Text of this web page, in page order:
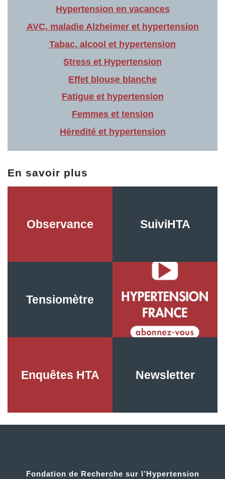
Hypertension en vacances
AVC, maladie Alzheimer et hypertension
Tabac, alcool et hypertension
Stress et Hypertension
Effet blouse blanche
Fatigue et hypertension
Femmes et tension
Héredité et hypertension
En savoir plus
Observance SuiviHTA
Tensiomètre Vidéos
Enquêtes HTA Newsletter
Fondation de Recherche sur l’Hypertension